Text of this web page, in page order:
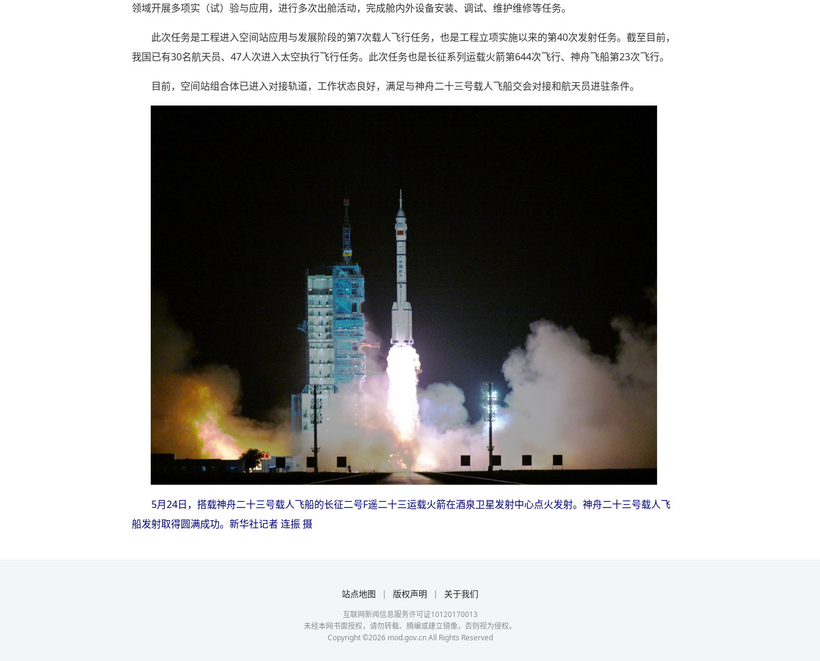
领域开展多项实（试）验与应用，进行多次出舱活动，完成舱内外设备安装、调试、维护维修等任务。
此次任务是工程进入空间站应用与发展阶段的第7次载人飞行任务，也是工程立项实施以来的第40次发射任务。截至目前，
我国已有30名航天员、47人次进入太空执行飞行任务。此次任务也是长征系列运载火箭第644次飞行、神舟飞船第23次飞行。
目前，空间站组合体已进入对接轨道，工作状态良好，满足与神舟二十三号载人飞船交会对接和航天员进驻条件。
5月24日，搭载神舟二十三号载人飞船的长征二号F遥二十三运载火箭在酒泉卫星发射中心点火发射。神舟二十三号载人飞
船发射取得圆满成功。 新华社记者 连振 摄
站点地图 | 版权声明 | 关于我们
互联网新闻信息服务许可证10120170013
未经本网书面授权，请勿转载、摘编或建立镜像，否则视为侵权。
Copyright ©2026mod.gov.cn All Rights Reserved